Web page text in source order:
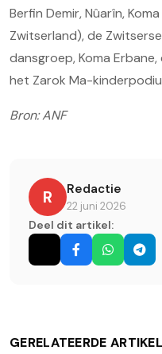
Berfin Demir, Nûarîn,
Zwitserland), de
dansgroep, Koma
het Zarok Ma-
Bron: ANF
R Redactie
22 juni 2026
Deel dit artikel:
GERELATEERDE